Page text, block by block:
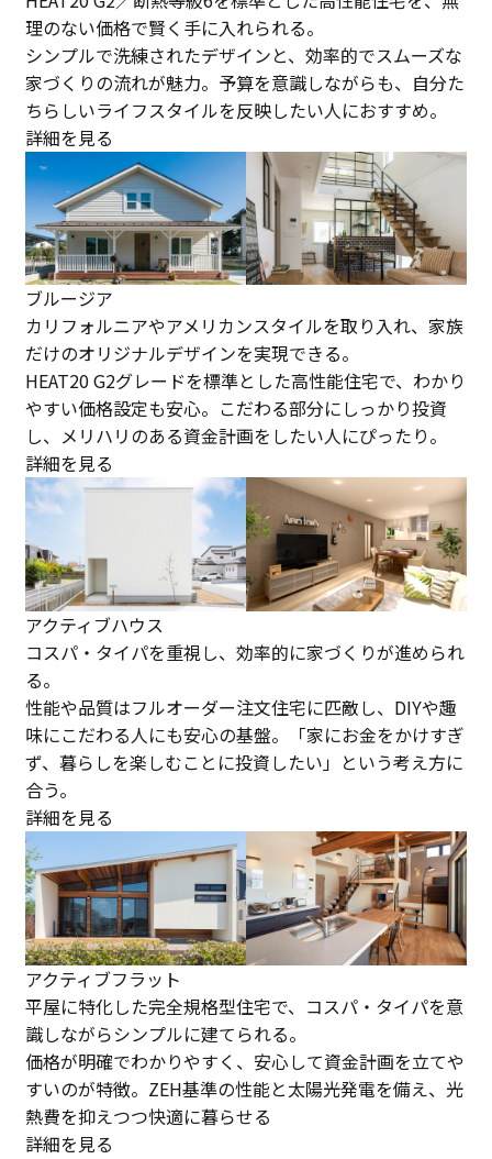
理のない価格で賢く手に入れられる。
シンプルで洗練されたデザインと、効率的でスムーズな
家づくりの流れが魅力。予算を意識しながらも、自分た
ちらしいライフスタイルを反映したい人におすすめ。
詳細を見る
ブルージア
カリフォルニアやアメリカンスタイルを取り入れ、家族
だけのオリジナルデザインを実現できる。
HEAT20 G2グレードを標準とした高性能住宅で、わかり
やすい価格設定も安心。こだわる部分にしっかり投資
し、メリハリのある資金計画をしたい人にぴったり。
詳細を見る
アクティブハウス
コスパ・タイパを重視し、効率的に家づくりが進められ
る。
性能や品質はフルオーダー注文住宅に匹敵し、DIYや趣
味にこだわる人にも安心の基盤。「家にお金をかけすぎ
ず、暮らしを楽しむことに投資したい」という考え方に
合う。
詳細を見る
アクティブフラット
平屋に特化した完全規格型住宅で、コスパ・タイパを意
識しながらシンプルに建てられる。
価格が明確でわかりやすく、安心して資金計画を立てや
すいのが特徴。ZEH基準の性能と太陽光発電を備え、光
熱費を抑えつつ快適に暮らせる
詳細を見る